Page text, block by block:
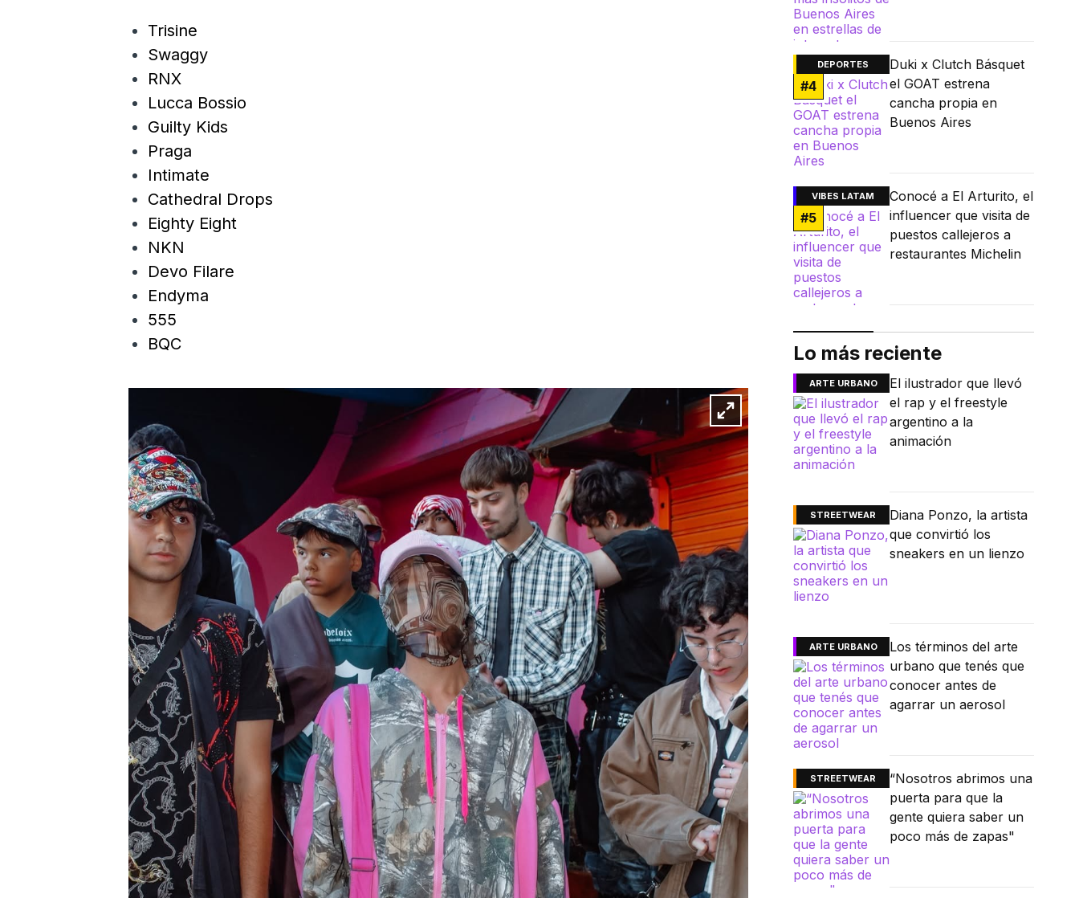
Trisine
Swaggy
RNX
Lucca Bossio
Guilty Kids
Praga
Intimate
Cathedral Drops
Eighty Eight
NKN
Devo Filare
Endyma
555
BQC
DEPORTES
#4
Duki x Clutch Básquet
el GOAT estrena
cancha propia en
Buenos Aires
VIBES LATAM
#5
Conocé a El Arturito, el
influencer que visita de
puestos callejeros a
restaurantes Michelin
Lo más reciente
ARTE URBANO
El ilustrador que llevó
el rap y el freestyle
argentino a la
animación
STREETWEAR
Diana Ponzo, la artista
que convirtió los
sneakers en un lienzo
ARTE URBANO
Los términos del arte
urbano que tenés que
conocer antes de
agarrar un aerosol
STREETWEAR
“Nosotros abrimos una
puerta para que la
gente quiera saber un
poco más de zapas"